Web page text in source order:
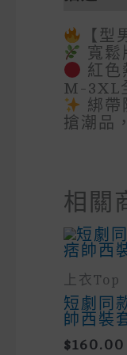
【
寬鬆
紅色
M-3XL
綁帶
搶潮品
相關
上衣Top
短劇同
帥西裝
$160.00